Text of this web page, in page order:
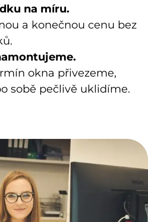
na míru.
a konečnou cenu bez
okna přivezeme,
sobě pečlivě uklidíme.